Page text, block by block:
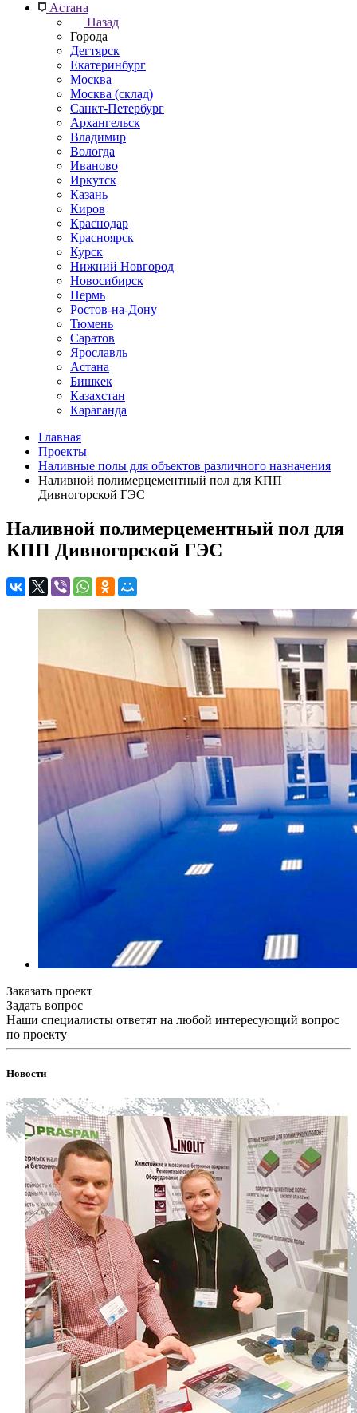
Астана
Назад
Города
Дегтярск
Екатеринбург
Москва
Москва (склад)
Санкт-Петербург
Архангельск
Владимир
Вологда
Иваново
Иркутск
Казань
Киров
Краснодар
Красноярск
Курск
Нижний Новгород
Новосибирск
Пермь
Ростов-на-Дону
Тюмень
Саратов
Ярославль
Астана
Бишкек
Казахстан
Караганда
Главная
Проекты
Наливные полы для объектов различного назначения
Наливной полимерцементный пол для КПП
Дивногорской ГЭС
Наливной полимерцементный пол для
КПП Дивногорской ГЭС
Заказать проект
Задать вопрос
Наши специалисты ответят на любой интересующий вопрос
по проекту
Новости